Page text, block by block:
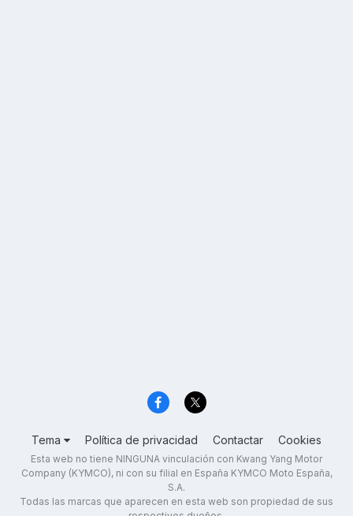
Tema Política de privacidad Contactar Cookies
Esta web no tiene NINGUNA vinculación con Kwang Yang Motor
Company (KYMCO), ni con su filial en España KYMCO Moto España,
S.A.
Todas las marcas que aparecen en esta web son propiedad de sus